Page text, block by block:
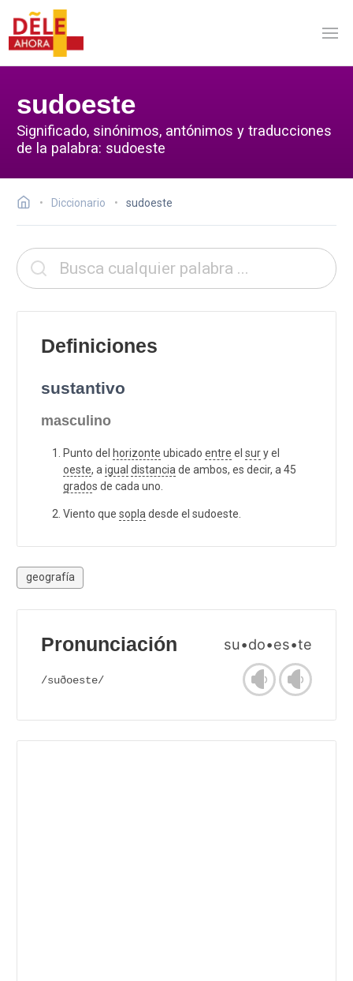
sudoeste
Significado, sinónimos, antónimos y traducciones
de la palabra: sudoeste
Diccionario sudoeste
Definiciones
sustantivo
masculino
Punto del horizonte ubicado entre el sury el
oeste, a igual distancia de ambos, es decir, a 45
grados de cada uno.
Viento que sopla desde el sudoeste.
geografía
Pronunciación su•do•es•te
/suðoeste/